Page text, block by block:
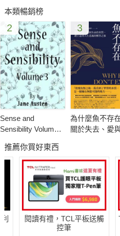
本類暢銷榜
2
Sense and
Sensibility Volume
3
為什麼魚不存
關於失去、愛
之旅
推薦你買好東西
閱讀有禮，TCL平板送觸
控筆